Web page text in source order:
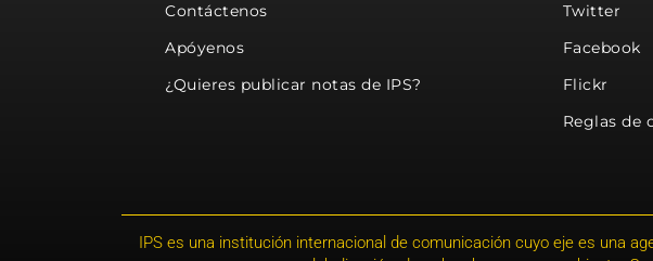
Contáctenos
Apóyenos
¿Quieres publicar notas de IPS?
Twitter
Facebook
Flickr
Reglas de
IPS es una institución internacional de comunicación cuyo eje es una